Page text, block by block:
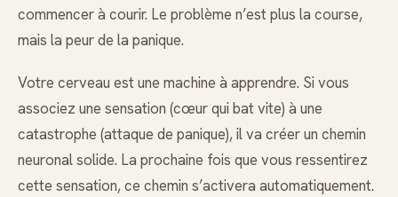
commencer à courir. Le problème n’est plus la course,
mais la peur de la panique.
Votre cerveau est une machine à apprendre. Si vous
associez une sensation (cœur qui bat vite) à une
catastrophe (attaque de panique), il va créer un chemin
neuronal solide. La prochaine fois que vous ressentirez
cette sensation, ce chemin s’activera automatiquement.